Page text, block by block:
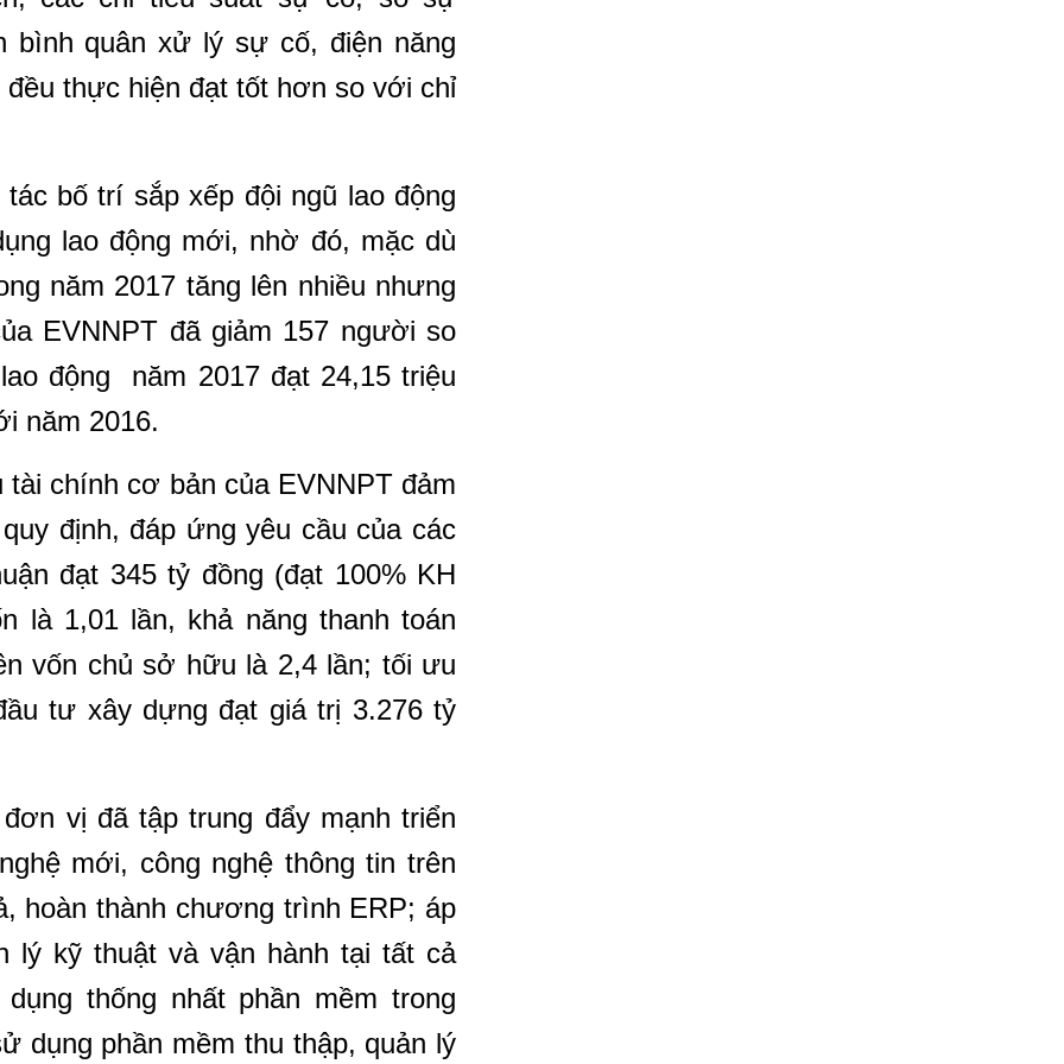
bình quân xử lý sự cố, điện năng
thực hiện đạt tốt hơn so với chỉ
bố trí sắp xếp đội ngũ lao động
lao động mới, nhờ đó, mặc dù
năm 2017 tăng lên nhiều nhưng
EVNNPT đã giảm 157 người so
động năm 2017 đạt 24,15 triệu
năm 2016.
chính cơ bản của EVNNPT đảm
định, đáp ứng yêu cầu của các
đạt 345 tỷ đồng (đạt 100% KH
là 1,01 lần, khả năng thanh toán
vốn chủ sở hữu là 2,4 lần; tối ưu
tư xây dựng đạt giá trị 3.276 tỷ
vị đã tập trung đẩy mạnh triển
mới, công nghệ thông tin trên
hoàn thành chương trình ERP; áp
lý kỹ thuật và vận hành tại tất cả
thống nhất phần mềm trong
dụng phần mềm thu thập, quản lý